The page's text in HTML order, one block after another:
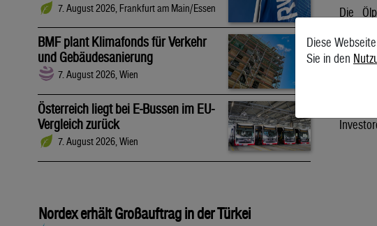
7. August 2026, Frankfurt am Main/Essen
BMF plant Klimafonds für Verkehr
und Gebäudesanierung
7. August 2026, Wien
Österreich liegt bei E-Bussen im EU-
Vergleich zurück
7. August 2026, Wien
Die
Brent
80
auf
Nordex erhält Großauftrag in der Türkei
Diese
Sie in den